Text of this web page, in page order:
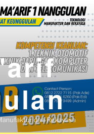
dan Rekayasa